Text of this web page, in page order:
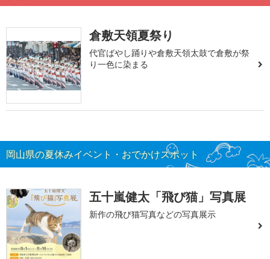
倉敷天領夏祭り
代官ばやし踊りや倉敷天領太鼓で倉敷が祭
り一色に染まる
岡山県の夏休みイベント・おでかけスポット
五十嵐健太「飛び猫」写真展
新作の飛び猫写真などの写真展示